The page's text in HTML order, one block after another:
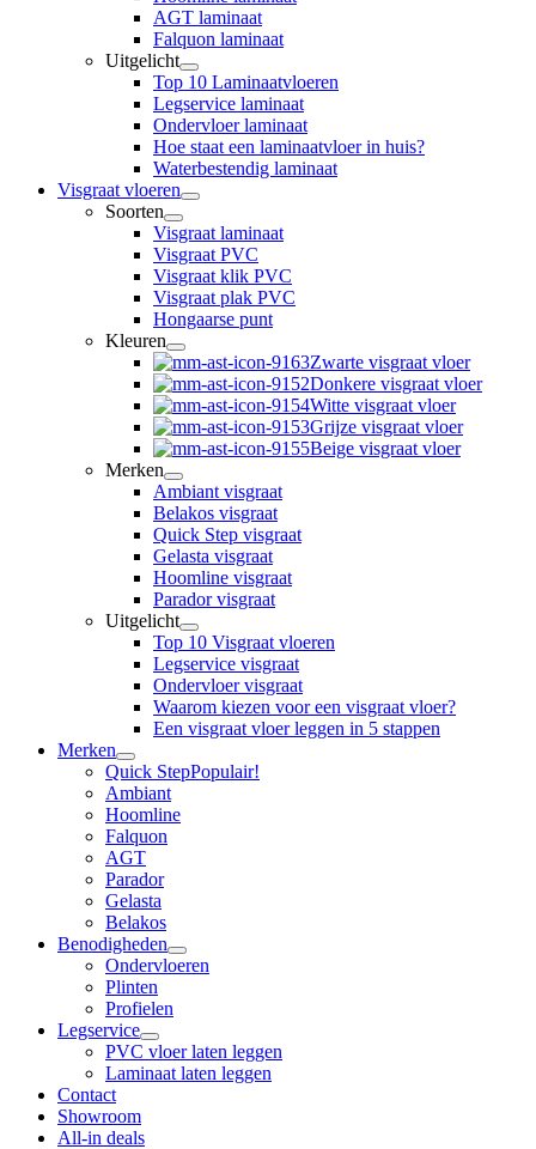
AGT laminaat
Falquon laminaat
Uitgelicht
Top 10 Laminaatvloeren
Legservice laminaat
Ondervloer laminaat
Hoe staat een laminaatvloer in huis?
Waterbestendig laminaat
Visgraat vloeren
Soorten
Visgraat laminaat
Visgraat PVC
Visgraat klik PVC
Visgraat plak PVC
Hongaarse punt
Kleuren
Zwarte visgraat vloer
Donkere visgraat vloer
Witte visgraat vloer
Grijze visgraat vloer
Beige visgraat vloer
Merken
Ambiant visgraat
Belakos visgraat
Quick Step visgraat
Gelasta visgraat
Hoomline visgraat
Parador visgraat
Uitgelicht
Top 10 Visgraat vloeren
Legservice visgraat
Ondervloer visgraat
Waarom kiezen voor een visgraat vloer?
Een visgraat vloer leggen in 5 stappen
Merken
Quick StepPopulair!
Ambiant
Hoomline
Falquon
AGT
Parador
Gelasta
Belakos
Benodigheden
Ondervloeren
Plinten
Profielen
Legservice
PVC vloer laten leggen
Laminaat laten leggen
Contact
Showroom
All-in deals